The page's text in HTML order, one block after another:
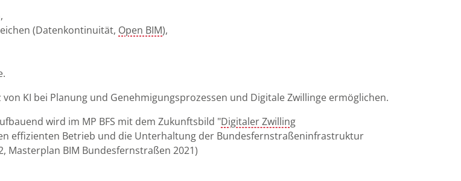
(Datenkontinuität, Open BIM),
KI bei Planung und Genehmigungsprozessen und Digitale Zwillinge ermöglichen.
wird im MP BFS mit dem Zukunftsbild "Digitaler Zwilling
effizienten Betrieb und die Unterhaltung der Bundesfernstraßeninfrastruktur
Masterplan BIM Bundesfernstraßen 2021)